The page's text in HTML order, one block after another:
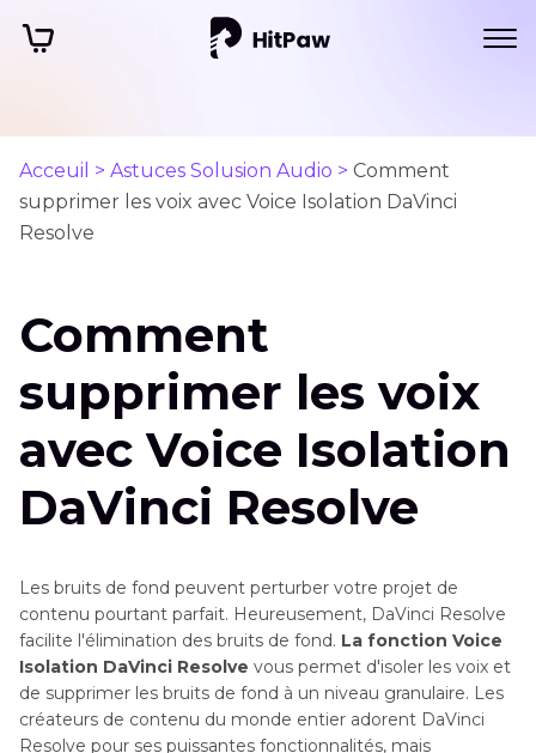
Acceuil > Astuces Solusion Audio > Comment
supprimer les voix avec Voice Isolation DaVinci
Resolve
Comment
supprimer les voix
avec Voice Isolation
DaVinci Resolve
Les bruits de fond peuvent perturber votre projet de
contenu pourtant parfait. Heureusement, DaVinci Resolve
facilite l'élimination des bruits de fond. La fonction Voice
Isolation DaVinci Resolve vous permet d'isoler les voix et
de supprimer les bruits de fond à un niveau granulaire. Les
créateurs de contenu du monde entier adorent DaVinci
Resolve pour ses puissantes fonctionnalités, mais